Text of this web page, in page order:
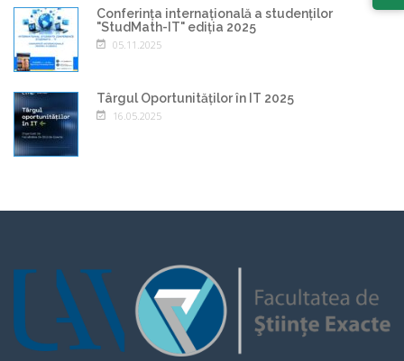
Conferința internațională a studenților
"StudMath-IT" ediția 2025
05.11.2025
Târgul Oportunităților în IT 2025
16.05.2025